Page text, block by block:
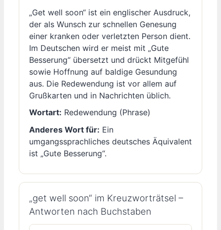
„Get well soon“ ist ein englischer Ausdruck,
der als Wunsch zur schnellen Genesung
einer kranken oder verletzten Person dient.
Im Deutschen wird er meist mit „Gute
Besserung“ übersetzt und drückt Mitgefühl
sowie Hoffnung auf baldige Gesundung
aus. Die Redewendung ist vor allem auf
Grußkarten und in Nachrichten üblich.
Wortart: Redewendung (Phrase)
Anderes Wort für: Ein
umgangssprachliches deutsches Äquivalent
ist „Gute Besserung“.
„get well soon“ im Kreuzworträtsel –
Antworten nach Buchstaben